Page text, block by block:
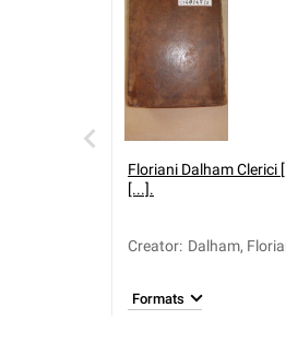
Floriani Dalham Clerici
[...].
Creator: Dalham,
Formats